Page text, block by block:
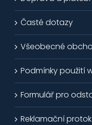
Časté dotazy
Všeobecné
Podmínky použití
Formulář pro
Reklamační